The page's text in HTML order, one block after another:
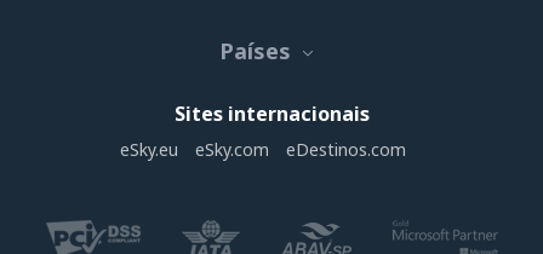
Contém informação incorreta
Países
Sites internacionais
eSky.eu eSky.com eDestinos.com